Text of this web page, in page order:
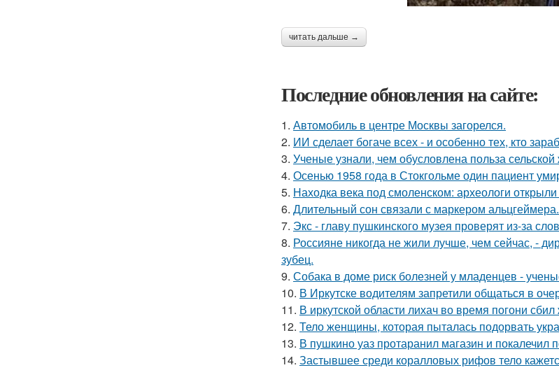
читать дальше →
Последние обновления на сайте:
1. Автомобиль в центре Москвы загорелся.
2. ИИ сделает богаче всех - и особенно тех, кто
3. Ученые узнали, чем обусловлена польза сельской
4. Осенью 1958 года в Стокгольме один пациент
5. Находка века под смоленском: археологи
6. Длительный сон связали с маркером альцгеймера.
7. Экс - главу пушкинского музея проверят из-за
8. Россияне никогда не жили лучше, чем сейчас, -
зубец.
9. Собака в доме риск болезней у младенцев -
10. В Иркутске водителям запретили общаться в
11. В иркутской области лихач во время погони
12. Тело женщины, которая пыталась подорвать
13. В пушкино уаз протаранил магазин и покалечил
14. Застывшее среди коралловых рифов тело